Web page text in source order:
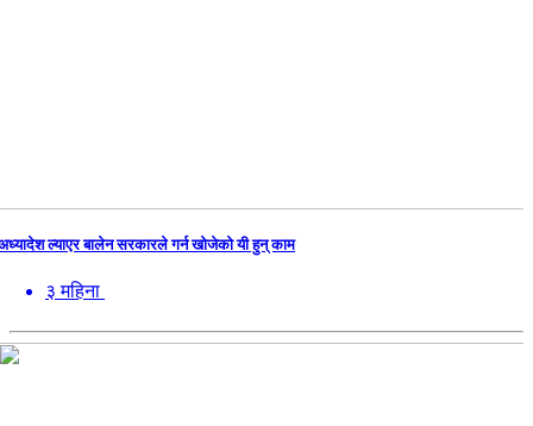
ल्याएर बालेन सरकारले गर्न खोजेको यी हुन् काम
३ महिना